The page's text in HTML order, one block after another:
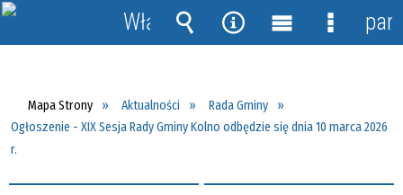
Mapa Strony Aktualności
Rada Gminy
Ogłoszenie - XIX Sesja Rady Gminy Kolno odbędzie się dnia 10 marca 2026
r.
Włącz
powiadomienia
Wyszukiwarka
Narzędzia
MenuMenu